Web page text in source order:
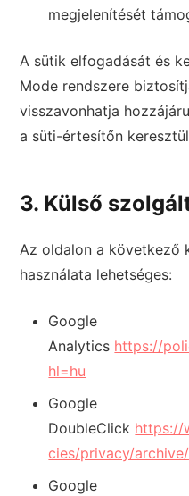
megjelenítését
A sütik elfogadását és
Mode rendszere
visszavonhatja
a süti-értesítőn
3. Külső
Az oldalon a következő
használata lehetséges:
Google
Analytics https://
hl=hu
Google
DoubleClick https://
cies/privacy/
Google